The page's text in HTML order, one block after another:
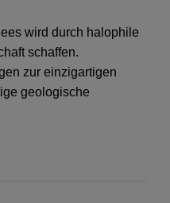
wird durch halophile
schaffen.
zur einzigartigen
geologische